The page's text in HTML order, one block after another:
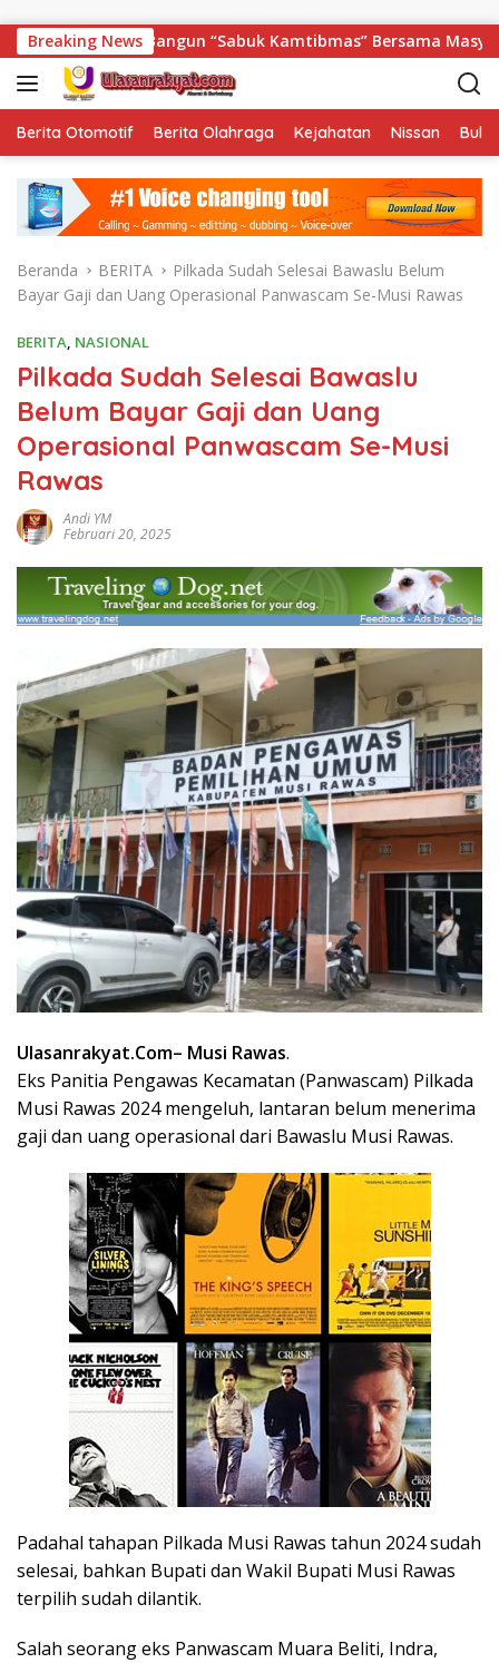
Breaking News
Bangun “Sabuk Kamtibmas” Bersama Masyarakat
Berita Otomotif Berita Olahraga Kejahatan Nissan
Beranda BERITA
Pilkada Sudah Selesai Bawaslu Belum
Bayar Gaji dan Uang Operasional Panwascam Se-Musi Rawas
BERITA, NASIONAL
Pilkada Sudah Selesai Bawaslu
Belum Bayar Gaji dan Uang
Operasional Panwascam Se-Musi
Rawas
Andi YM
Februari 20, 2025
Ulasanrakyat.Com– Musi Rawas.
Eks Panitia Pengawas Kecamatan (Panwascam) Pilkada
Musi Rawas 2024 mengeluh, lantaran belum menerima
gaji dan uang operasional dari Bawaslu Musi Rawas.
Padahal tahapan Pilkada Musi Rawas tahun 2024 sudah
selesai, bahkan Bupati dan Wakil Bupati Musi Rawas
terpilih sudah dilantik.
Salah seorang eks Panwascam Muara Beliti, Indra,